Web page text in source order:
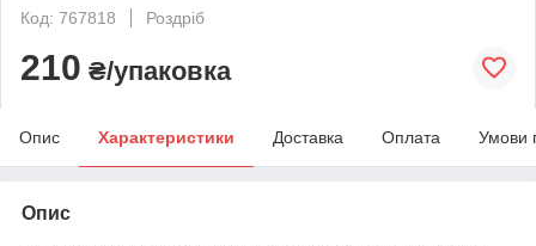
Код: 767818
Роздріб
210 ₴/упаковка
Опис Характеристики Доставка Оплата Умови
Опис